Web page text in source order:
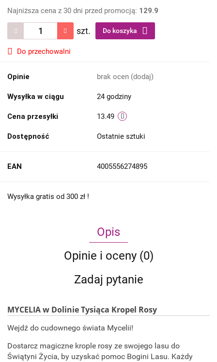
Najniższa cena z 30 dni przed promocją: 129.9
szt. Do koszyka
Do przechowalni
Opinie brak ocen (dodaj)
Wysyłka w ciągu 24 godziny
Cena przesyłki 13.49
Dostępność Ostatnie sztuki
EAN 4005556274895
Wysyłka gratis od 300 zł !
Opis
Opinie i oceny (0)
Zadaj pytanie
MYCELIA w Dolinie Tysiąca Kropel Rosy
Wejdź do cudownego świata Mycelii!
Dostarcz magiczne krople rosy ze swojego lasu do
Świątyni Życia, by uzyskać pomoc Bogini Lasu. Każdy